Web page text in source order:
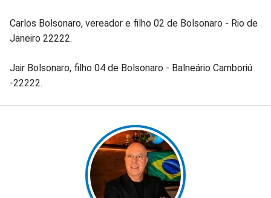
Carlos Bolsonaro, vereador e filho 02 de Bolsonaro - Rio de
Janeiro 22222.
Jair Bolsonaro, filho 04 de Bolsonaro - Balneário Camboriú
-22222.